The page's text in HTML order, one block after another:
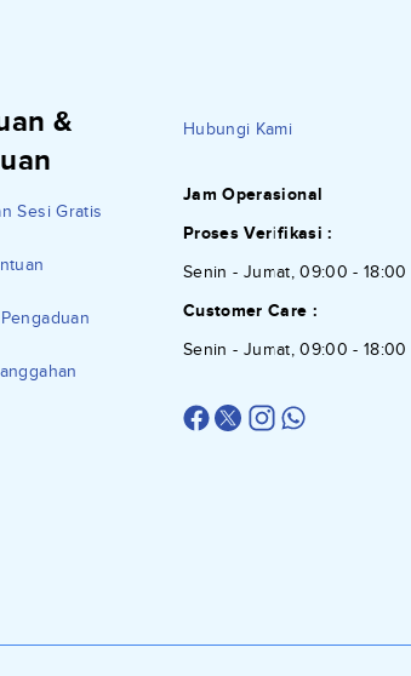
&
Sesi Gratis
Hubungi Kami
Jam Operasional
Proses Verifikasi :
Senin - Jumat, 09:00 - 18:00
Customer Care :
Senin - Jumat, 09:00 - 18:00